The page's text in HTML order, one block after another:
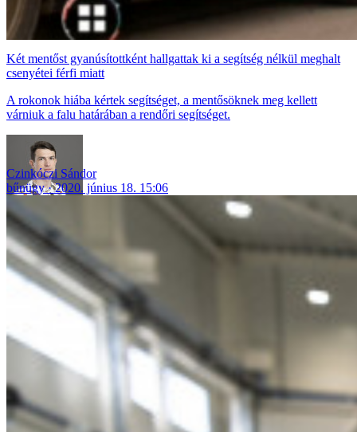
Két mentőst gyanúsítottként hallgattak ki a segítség nélkül meghalt
csenyétei férfi miatt
A rokonok hiába kértek segítséget, a mentősöknek meg kellett
várniuk a falu határában a rendőri segítséget.
Czinkóczi Sándor
bűnügy
2020. június 18. 15:06